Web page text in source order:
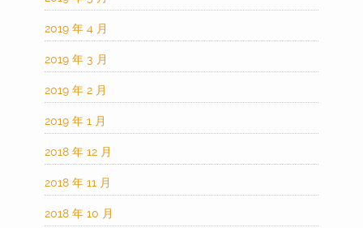
2019 年 4 月
2019 年 3 月
2019 年 2 月
2019 年 1 月
2018 年 12 月
2018 年 11 月
2018 年 10 月